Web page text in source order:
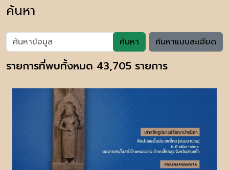
ค้นหา
ค้นหา ค้นหาแบบละเอียด
รายการที่พบทั้งหมด 43,705 รายการ